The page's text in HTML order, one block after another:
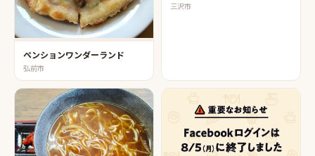
ペンションワンダーランド
弘前市
三沢市